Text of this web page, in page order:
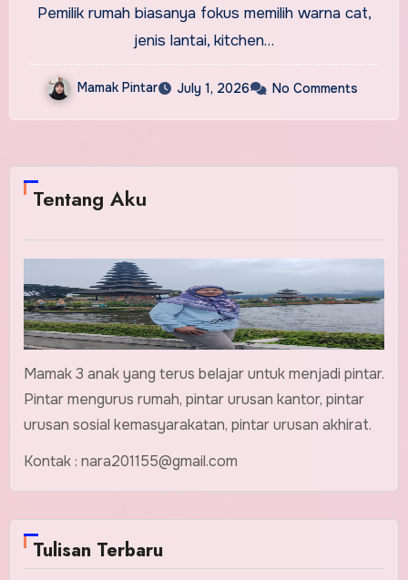
Pemilik rumah biasanya fokus memilih warna cat,
jenis lantai, kitchen…
Mamak Pintar July 1, 2026 No Comments
Tentang Aku
Mamak 3 anak yang terus belajar untuk menjadi pintar.
Pintar mengurus rumah, pintar urusan kantor, pintar
urusan sosial kemasyarakatan, pintar urusan akhirat.
Kontak : nara201155@gmail.com
Tulisan Terbaru